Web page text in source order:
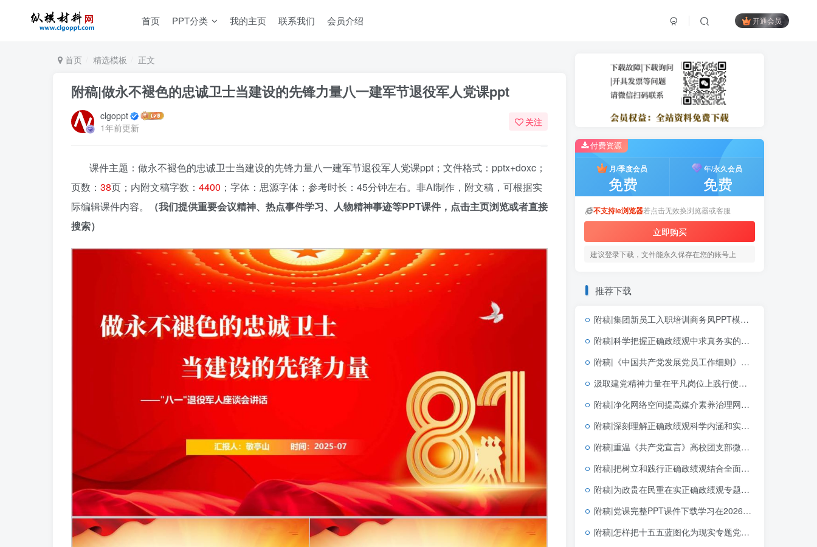
首页 PPT分类 我的主页 联系我们 会员介绍 开通会员
首页 精选模板 正文
附稿|做永不褪色的忠诚卫士当建设的先锋力量八一建军节退役军人党课ppt
clgoppt
1年前更新
关注
课件主题：做永不褪色的忠诚卫士当建设的先锋力量八一建军节退役军人党课ppt；文件格式：pptx+doxc；
页数： 38页；内附文稿字数： 4400 ；字体：思源字体；参考时长：45分钟左右。非AI制作，附文稿，可根据实
际编辑课件内容。
（我们提供重要会议精神、热点事件学习、人物精神事迹等PPT课件，点击主页浏览或者直接
搜索）
付费资源
月/季度会员
免费
年/永久会员
免费
不支持ie浏览器若点击无效换浏览器或客服
立即购买
建议登录下载，文件能永久保存在您的账号上
推荐下载
附稿|集团新员工入职培训商务风PPT模板企业新人岗前培训课件
附稿|科学把握正确政绩观中求真务实的实践指向学习教育简约大气机关思政PPT素材下载
附稿|《中国共产党发展党员工作细则》解读2026年支部微党课ppt模板
汲取建党精神力量在平凡岗位上践行使命七一建党节宣讲党课PPT下载
附稿|净化网络空间提高媒介素养治理网络乱象青少年思政宣讲PPT课件模板共建清朗网络空间主题班会幻灯片
附稿|深刻理解正确政绩观科学内涵和实践要求2026学习教育PPT模板
附稿|重温《共产党宣言》高校团支部微型团课PPT下载
附稿|把树立和践行正确政绩观结合全面从严治党学习教育党课专题PPT完整版下载
附稿|为政贵在民重在实正确政绩观专题宣讲PPT
附稿|党课完整PPT课件下载学习在2026年世界人工智能大会上的主旨讲话精神思政课课件
附稿|怎样把十五五蓝图化为现实专题党课PPT课件十五五规划落实宣讲